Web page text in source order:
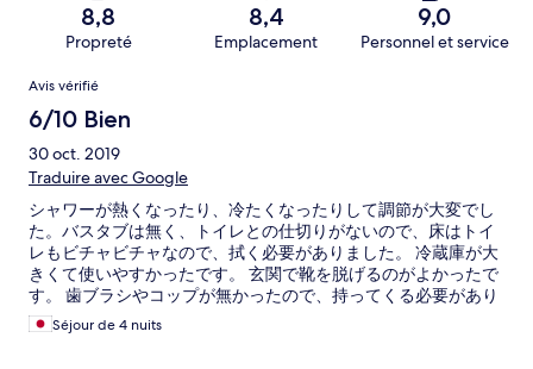
8,8
Propreté
8,4
Emplacement
9,0
Personnel et service
Avis
Avis vérifié
6/10 Bien
30 oct. 2019
Traduire avec Google
シャワーが熱くなったり、冷たくなったりして調節が大変でし
た。バスタブは無く、トイレとの仕切りがないので、床はトイ
レもビチャビチャなので、拭く必要がありました。 冷蔵庫が大
きくて使いやすかったです。 玄関で靴を脱げるのがよかったで
す。 歯ブラシやコップが無かったので、持ってくる必要があり
ます。 コンセントは変換プラグが必須。でも貸し出しをやって
います。 wifiが弱いです。 wifiの貸し出しをしていて、200GB
Séjour de 4 nuits